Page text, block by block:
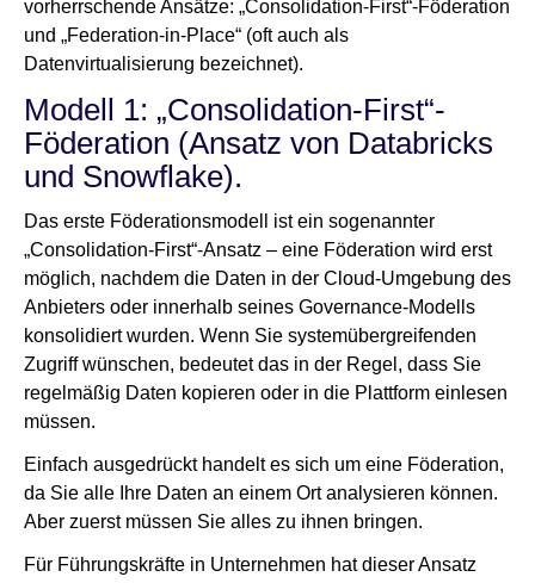
vorherrschende Ansätze: „Consolidation-First“-Föderation
und „Federation-in-Place“ (oft auch als
Datenvirtualisierung bezeichnet).
Modell 1: „Consolidation-First“-
Föderation (Ansatz von Databricks
und Snowflake).
Das erste Föderationsmodell ist ein sogenannter
„Consolidation-First“-Ansatz – eine Föderation wird erst
möglich, nachdem die Daten in der Cloud-Umgebung des
Anbieters oder innerhalb seines Governance-Modells
konsolidiert wurden. Wenn Sie systemübergreifenden
Zugriff wünschen, bedeutet das in der Regel, dass Sie
regelmäßig Daten kopieren oder in die Plattform einlesen
müssen.
Einfach ausgedrückt handelt es sich um eine Föderation,
da Sie alle Ihre Daten an einem Ort analysieren können.
Aber zuerst müssen Sie alles zu ihnen bringen.
Für Führungskräfte in Unternehmen hat dieser Ansatz